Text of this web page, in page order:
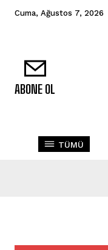
Cuma, Ağustos 7, 2026
ABONE OL
TÜMÜ